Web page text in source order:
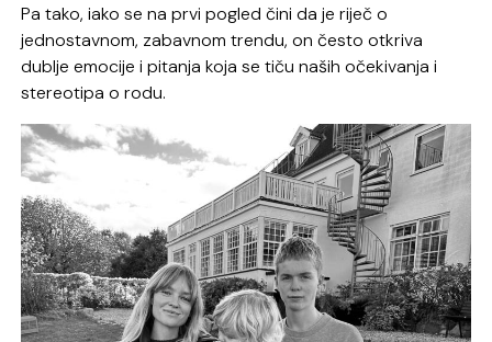
Pa tako, iako se na prvi pogled čini da je riječ o
jednostavnom, zabavnom trendu, on često otkriva
dublje emocije i pitanja koja se tiču naših očekivanja i
stereotipa o rodu.